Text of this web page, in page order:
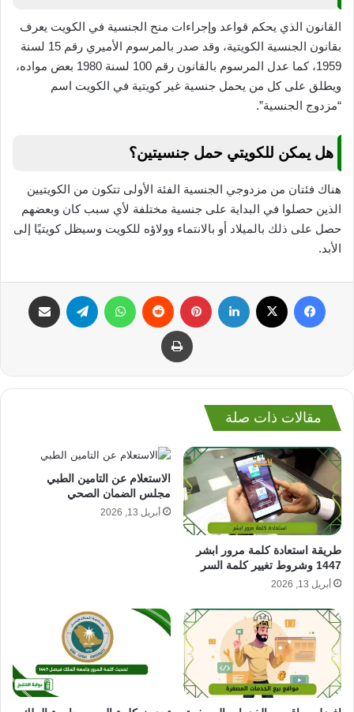
القانون الذي يحكم قواعد وإجراءات منح الجنسية في الكويت يعرف
بقانون الجنسية الكويتية، وقد صدر بالمرسوم الأميري رقم 15 لسنة
1959، كما عدل المرسوم بالقانون رقم 100 لسنة 1980 بعض مواده،
ويطلق على كل من يحمل جنسية غير كويتية في الكويت اسم
“مزدوج الجنسية”.
هل يمكن للكويتي حمل جنسيتين؟
هناك فئتان من مزدوجي الجنسية الفئة الأولى تتكون من الكويتيين
الذين حصلوا في البداية على جنسية مختلفة لأي سبب كان وبعضهم
حصل على ذلك بالميلاد أو بالانتماء وولاؤه للكويت وسيظل كويتيًا إلى
الأبد.
فيسبوك لينكدإن بينتيريست واتساب تيلقرام
طباعة
مقالات ذات صلة
طريقة استعادة كلمة مرور ابشر
1447 وشروط تغيير كلمة السر
أبريل 13, 2026
الاستعلام عن التامين الطبي
مجلس الضمان الصحي
أبريل 13, 2026